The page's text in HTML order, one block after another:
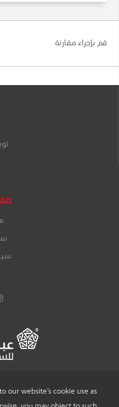
our website’s cookie use as
قم بإجراء مقارنة